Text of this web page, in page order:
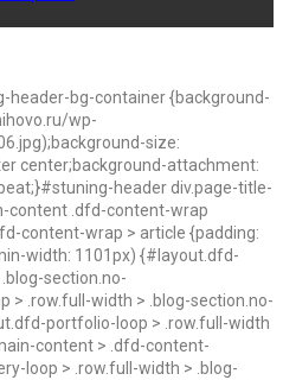
header-bg-container {background-
wp-
size:
center;background-attachment:
header div.page-title-
content .dfd-content-wrap
content-wrap > article {padding:
width: 1101px) {#layout.dfd-
section.no-
> .row.full-width > .blog-section.no-
portfolio-loop > .row.full-width
content > .dfd-content-
loop > .row.full-width > .blog-